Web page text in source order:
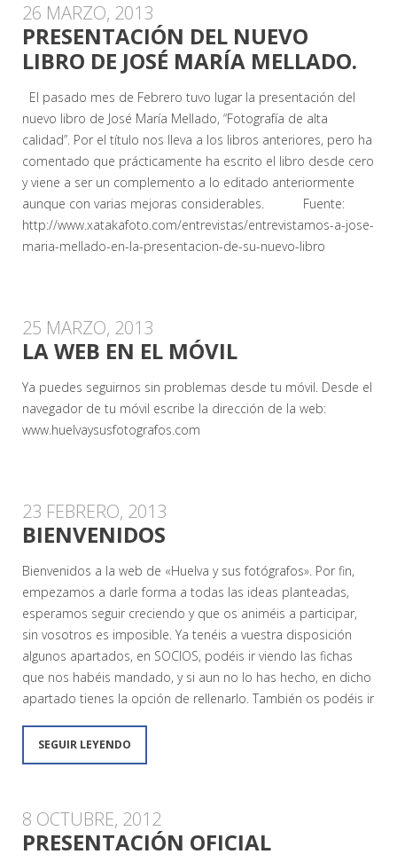
26 MARZO, 2013
PRESENTACIÓN DEL NUEVO
LIBRO DE JOSÉ MARÍA MELLADO.
El pasado mes de Febrero tuvo lugar la presentación del
nuevo libro de José María Mellado, “Fotografía de alta
calidad”. Por el título nos lleva a los libros anteriores, pero ha
comentado que prácticamente ha escrito el libro desde cero
y viene a ser un complemento a lo editado anteriormente
aunque con varias mejoras considerables. Fuente:
http://www.xatakafoto.com/entrevistas/entrevistamos-a-jose-
maria-mellado-en-la-presentacion-de-su-nuevo-libro
25 MARZO, 2013
LA WEB EN EL MÓVIL
Ya puedes seguirnos sin problemas desde tu móvil. Desde el
navegador de tu móvil escribe la dirección de la web:
www.huelvaysusfotografos.com
23 FEBRERO, 2013
BIENVENIDOS
Bienvenidos a la web de «Huelva y sus fotógrafos». Por fin,
empezamos a darle forma a todas las ideas planteadas,
esperamos seguir creciendo y que os animéis a participar,
sin vosotros es imposible. Ya tenéis a vuestra disposición
algunos apartados, en SOCIOS, podéis ir viendo las fichas
que nos habéis mandado, y si aun no lo has hecho, en dicho
apartado tienes la opción de rellenarlo. También os podéis ir
SEGUIR LEYENDO
8 OCTUBRE, 2012
PRESENTACIÓN OFICIAL